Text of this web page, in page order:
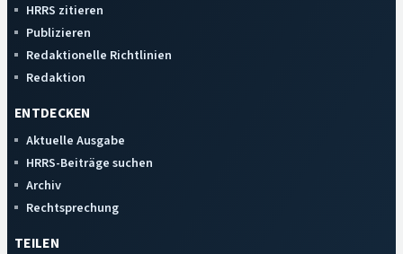
HRRS zitieren
Publizieren
Redaktionelle Richtlinien
Redaktion
ENTDECKEN
Aktuelle Ausgabe
HRRS-Beiträge suchen
Archiv
Rechtsprechung
TEILEN